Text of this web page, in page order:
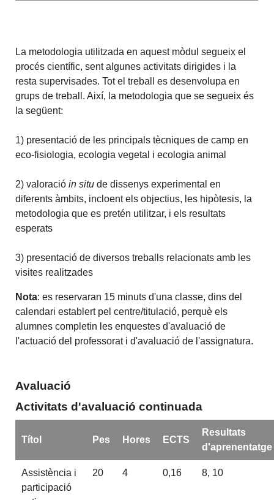
La metodologia utilitzada en aquest mòdul segueix el
procés científic, sent algunes activitats dirigides i la
resta supervisades. Tot el treball es desenvolupa en
grups de treball. Així, la metodologia que se segueix és
la següent:
1) presentació de les principals tècniques de camp en
eco-fisiologia, ecologia vegetal i ecologia animal
2) valoracióin situ de dissenys experimental en
diferents àmbits, incloent els objectius, les hipòtesis, la
metodologia que es pretén utilitzar, i els resultats
esperats
3) presentació de diversos treballs relacionats amb les
visites realitzades
Nota: es reservaran 15 minuts d'una classe, dins del
calendari establert pel centre/titulació, perquè els
alumnes completin les enquestes d'avaluació de
l'actuació del professorat i d'avaluació de l'assignatura.
Avaluació
Activitats d'avaluació continuada
Títol Pes Hores ECTS
Resultats
d'aprenentatge
Assistència i
participació
20 4 0,16 8, 10